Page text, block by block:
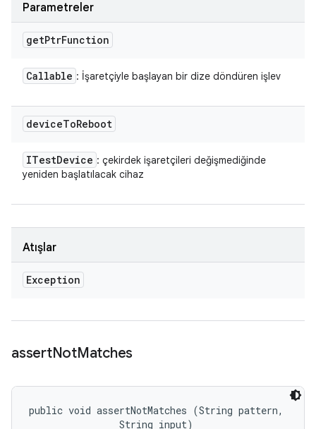
Parametreler
getPtrFunction
Callable : İşaretçiyle başlayan bir dize döndüren işlev
deviceToReboot
ITestDevice : çekirdek işaretçileri değişmediğinde
yeniden başlatılacak cihaz
Atışlar
Exception
assertNotMatches
public void assertNotMatches (String pattern,
                String input)